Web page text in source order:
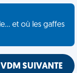
et où les gaffes
VDM SUIVANTE